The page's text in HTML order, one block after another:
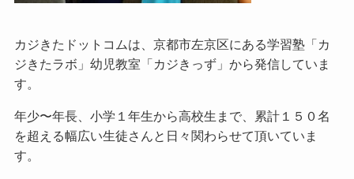
カジきたドットコムは、京都市左京区にある学習塾「カ
ジきたラボ」幼児教室「カジきっず」から発信していま
す。
年少〜年長、小学１年生から高校生まで、累計１５０名
を超える幅広い生徒さんと日々関わらせて頂いていま
す。